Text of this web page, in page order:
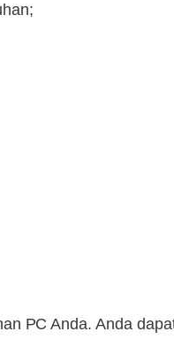
PC Anda. Anda